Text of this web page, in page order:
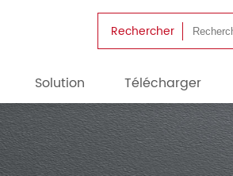
Rechercher
Solution Télécharger